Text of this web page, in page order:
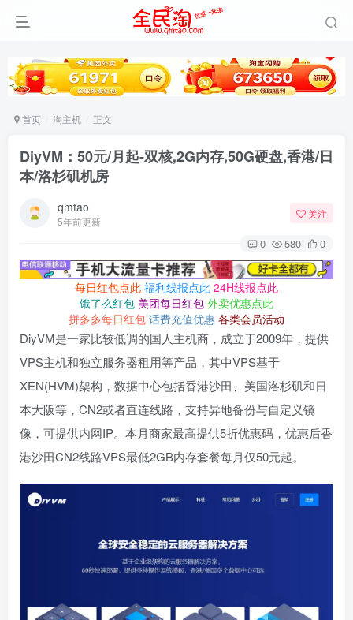
首页 淘主机 正文
DiyVM：50元/月起-双核,2G内存,50G硬盘,香港/日
本/洛杉矶机房
qmtao
5年前更新
关注
0 580 0
每日红包点此 福利线报点此 24H线报点此
饿了么红包 美团每日红包 外卖优惠点此
拼多多每日红包 话费充值优惠 各类会员活动
DiyVM是一家比较低调的国人主机商，成立于2009年，提供
VPS主机和独立服务器租用等产品，其中VPS基于
XEN(HVM)架构，数据中心包括香港沙田、美国洛杉矶和日
本大阪等，CN2或者直连线路，支持异地备份与自定义镜
像，可提供内网IP。本月商家最高提供5折优惠码，优惠后香
港沙田CN2线路VPS最低2GB内存套餐每月仅50元起。